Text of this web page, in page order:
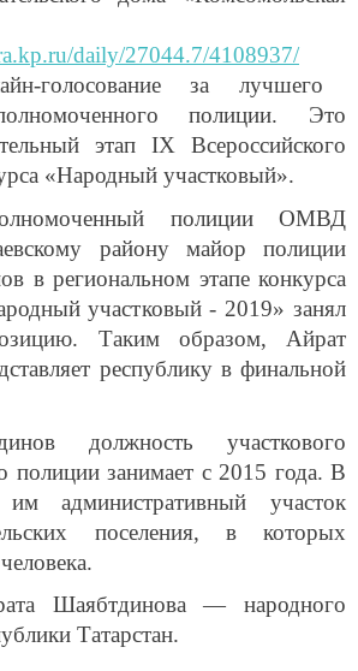
daily/27044.7/4108937/
голосование за лучшего
полиции. Это
этап IX Всероссийского
«Народный участковый».
полиции ОМВД
району майор полиции
в региональном этапе конкурса
участковый - 2019» занял
Таким образом, Айрат
республику в финальной
должность участкового
полиции занимает с 2015 года. В
административный участок
поселения, в которых
Шаябтдинова — народного
Татарстан.